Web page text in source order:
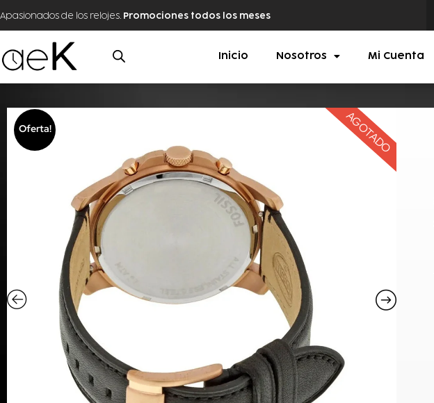
Apasionados de los relojes. Promociones todos los meses
Inicio Nosotros Mi Cuenta
Oferta! AGOTADO